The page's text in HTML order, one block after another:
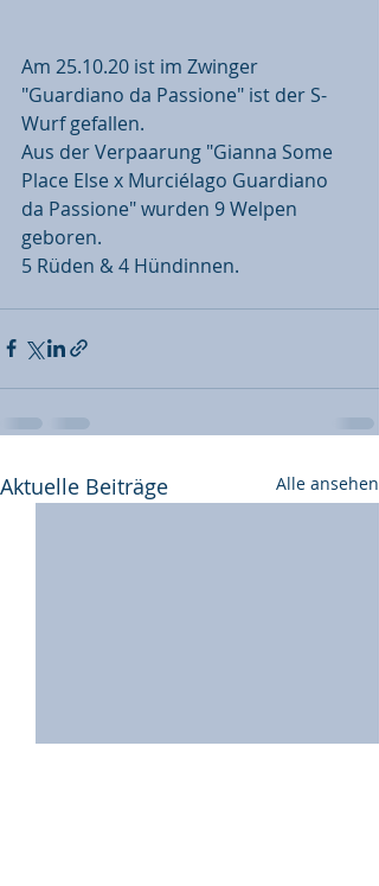
Am 25.10.20 ist im Zwinger
"Guardiano da Passione" ist der S-
Wurf gefallen.
Aus der Verpaarung "Gianna Some
Place Else x Murciélago Guardiano
da Passione" wurden 9 Welpen
geboren.
5 Rüden & 4 Hündinnen.
Aktuelle Beiträge Alle ansehen